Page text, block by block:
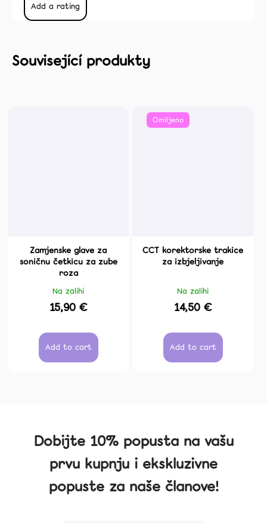
Zamjenske glave za
soničnu četkicu za zube
roza
Na zalihi
15,90 €
Add to cart
Omiljeno
CCT korektorske trakice
za izbjeljivanje
Na zalihi
14,50 €
Add to cart
Add a rating
Dobijte 10% popusta na vašu
prvu kupnju i ekskluzivne
popuste za naše članove!